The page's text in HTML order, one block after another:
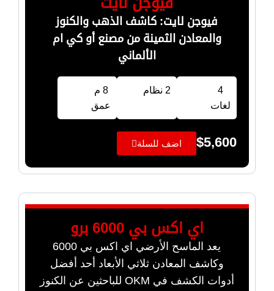
فيوجن لايت: كاشف الذهب والكنوز
والمعادن الثمينة من مصنع أو كي ام
الألماني
4
لغات
2 نظام
8 م
عمق
$5,600 اضف للسلة
اي اكس بي 6000 برو
يعد الماسح الأرضي اي اكس بي 6000
وكاشف المعادن ثلاثي الأبعاد أحد أفضل
أدوات الكشف في OKM للباحثين عن الكنوز